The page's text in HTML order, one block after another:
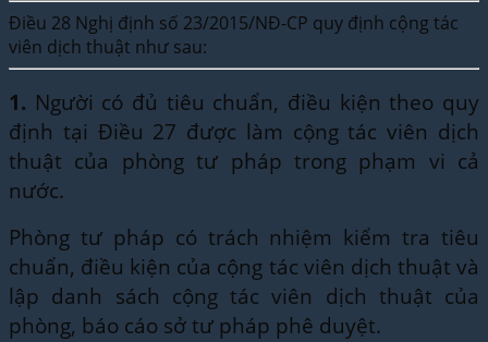
Điều 28 Nghị định số 23/2015/NĐ-CP quy định cộng tác
viên dịch thuật như sau:
1. Người có đủ tiêu chuẩn, điều kiện theo quy
định tại Điều 27 được làm cộng tác viên dịch
thuật của phòng tư pháp trong phạm vi cả
nước.
Phòng tư pháp có trách nhiệm kiểm tra tiêu
chuẩn, điều kiện của cộng tác viên dịch thuật và
lập danh sách cộng tác viên dịch thuật của
phòng, báo cáo sở tư pháp phê duyệt.